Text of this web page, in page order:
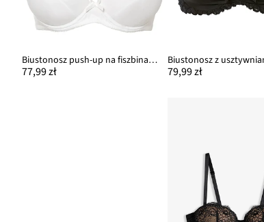
Biustonosz push-up na fiszbinach z bawełny organicznej (2 szt.)
77,99 zł 79,99 zł